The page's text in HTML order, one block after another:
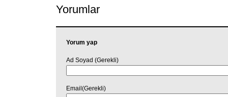
Yorumlar
Yorum yap
Ad Soyad (Gerekli)
Email(Gerekli)